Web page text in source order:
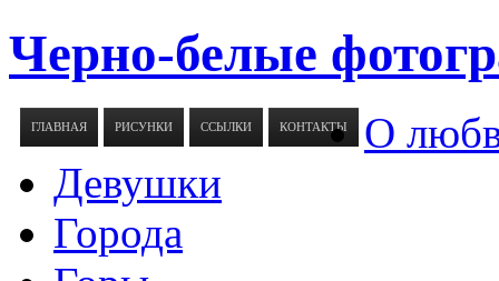
Черно-белые
ГЛАВНАЯ РИСУНКИ ССЫЛКИ КОНТАКТЫ
О
Девушки
Города